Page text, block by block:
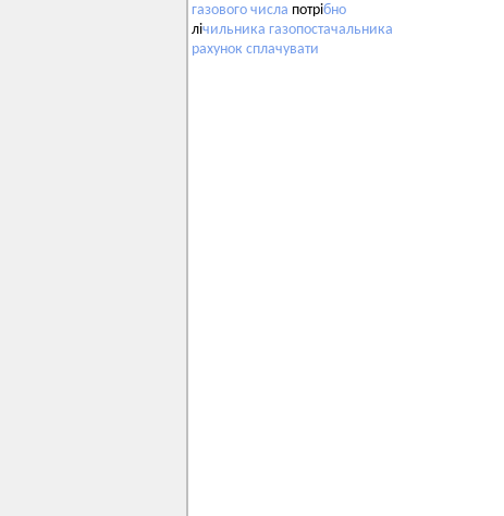
газового числа потрібно
лічильника газопостачальника
рахунок сплачувати